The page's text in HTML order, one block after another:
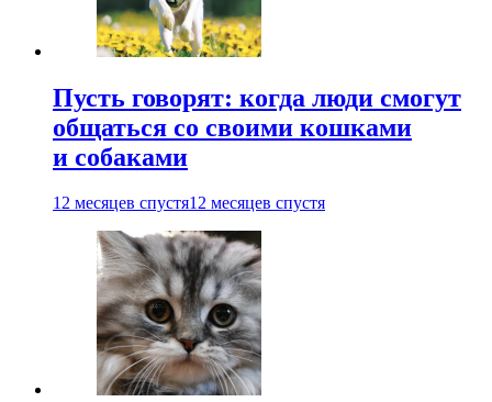
Пусть говорят: когда люди смогут
общаться со своими кошками
и собаками
12 месяцев спустя12 месяцев спустя